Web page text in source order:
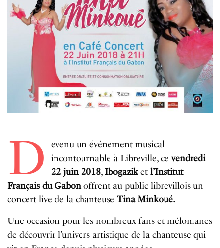
D
evenu un événement musical
incontournable à Libreville, cevendredi
22 juin 2018, Ibogaziket l’Institut
Français du Gabon offrent au public librevillois un
concert live de la chanteuseTina Minkoué.
Une occasion pour les nombreux fans et mélomanes
de découvrir l’univers artistique de la chanteuse qui